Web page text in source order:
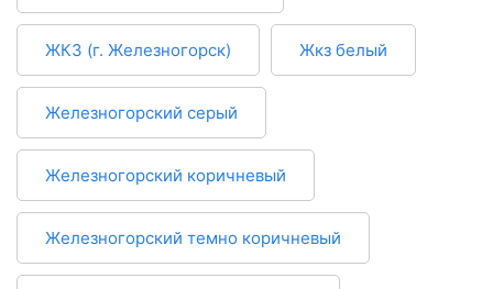
ЖКЗ (г. Железногорск) Жкз белый
Железногорский серый
Железногорский коричневый
Железногорский темно коричневый